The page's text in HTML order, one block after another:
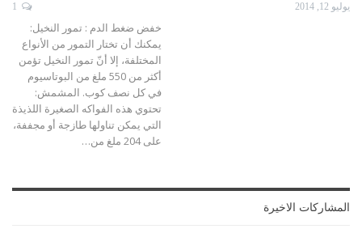
يوليو 12, 2014
خفض ضغط الدم : تمور النخيل:
يمكنك أن تختار التمور من الأنواع
المختلفة، إلا أنّ تمور النخيل تؤمن
أكثر من 550 ملغ من البوتاسيوم
في كل نصف كوب. المشمش:
تحتوي هذه الفواكه الصغيرة اللذيذة
التي يمكن تناولها طازجة أو مجففة،
على 204 ملغ من…
المشاركات الاخيرة